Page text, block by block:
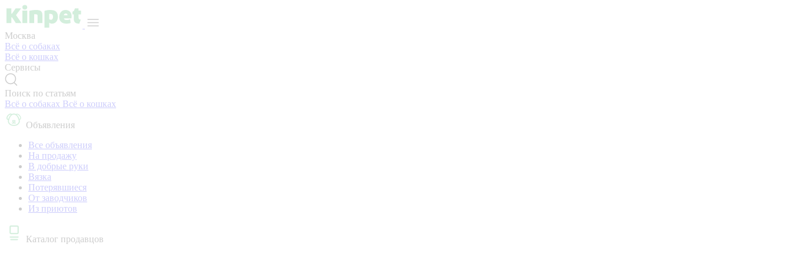
Москва
Всё о собаках
Всё о кошках
Сервисы
Поиск по статьям
Всё о собаках Всё о кошках
Объявления
Все объявления
На продажу
В добрые руки
Вязка
Потерявшиеся
От заводчиков
Из приютов
Каталог продавцов